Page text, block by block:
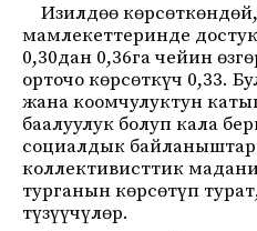
Изилдөө
мамлекеттеринде
0,30дан 0,36га чейин
орточо көрсөткүч 0,33.
жана коомчулуктун
баалуулук болуп кала
социалдык
коллективисттик
турганын көрсөтүп
түзүүчүлөр.